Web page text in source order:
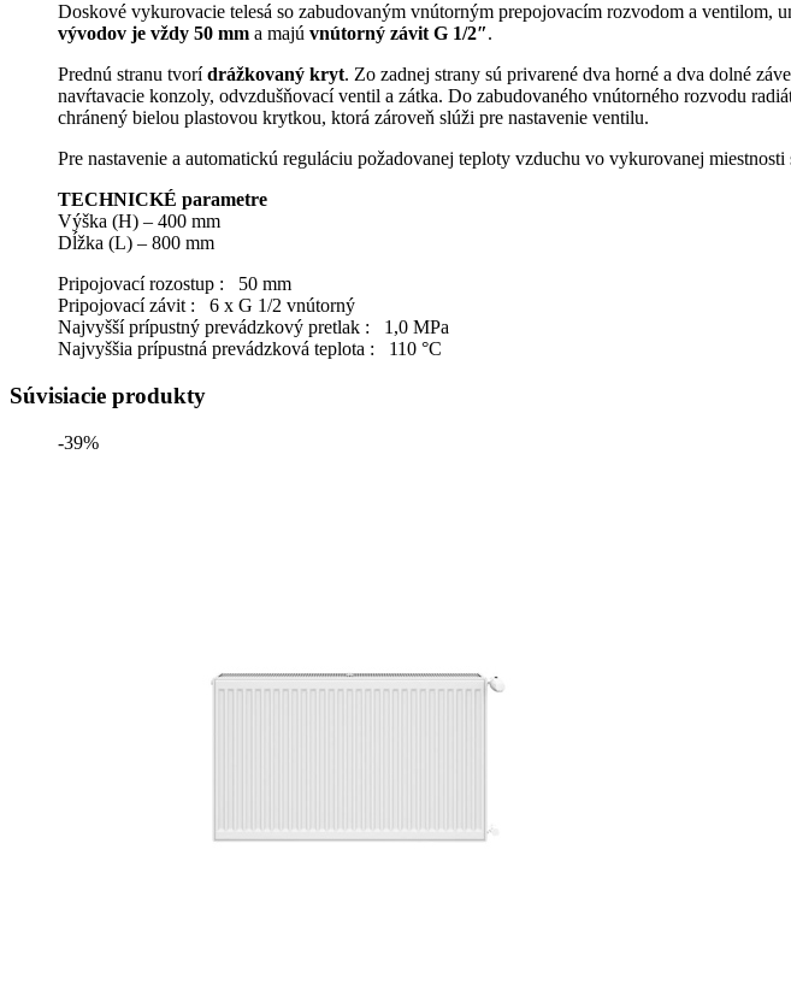
Doskové vykurovacie telesá so zabudovaným vnútorným prepojovacím rozvodom a ventilom,
vývodov je vždy 50 mm a majú vnútorný závit G 1/2″.
Prednú stranu tvorí drážkovaný kryt. Zo zadnej strany sú privarené dva horné a dva dolné
navŕtavacie konzoly, odvzdušňovací ventil a zátka. Do zabudovaného vnútorného rozvodu
chránený bielou plastovou krytkou, ktorá zároveň slúži pre nastavenie ventilu.
Pre nastavenie a automatickú reguláciu požadovanej teploty vzduchu vo vykurovanej miestnosti
TECHNICKÉ parametre
Výška (H) – 400 mm
Dĺžka (L) – 800 mm Hĺbka
Pripojovací rozostup : 50 mm
Pripojovací závit : 6 x G 1/2 vnútorný
Najvyšší prípustný prevádzkový pretlak : 1,0 MPa
Najvyššia prípustná prevádzková teplota : 110 °C
Súvisiacie produkty
-39%